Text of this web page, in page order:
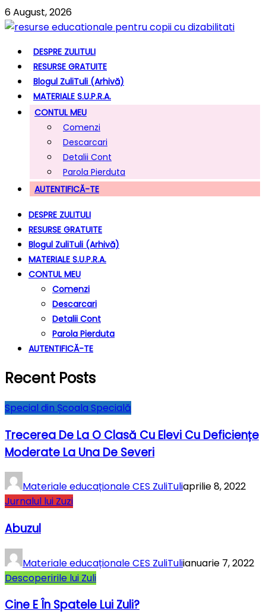
6 August, 2026
DESPRE ZULITULI
RESURSE GRATUITE
Blogul ZuliTuli (arhivă)
MATERIALE S.U.P.R.A.
CONTUL MEU
Comenzi
Descarcari
Detalii Cont
Parola Pierduta
AUTENTIFICĂ-TE
DESPRE ZULITULI
RESURSE GRATUITE
Blogul ZuliTuli (arhivă)
MATERIALE S.U.P.R.A.
CONTUL MEU
Comenzi
Descarcari
Detalii Cont
Parola Pierduta
AUTENTIFICĂ-TE
Recent Posts
Special din Școala Specială
Trecerea De La O Clasă Cu Elevi Cu Deficiențe
Moderate La Una De Severi
Materiale educaționale CES ZuliTuliaprilie 8, 2022
Jurnalul lui Zuzi
Abuzul
Materiale educaționale CES ZuliTuliianuarie 7, 2022
Descoperirile lui Zuli
Cine E În Spatele Lui Zuli?